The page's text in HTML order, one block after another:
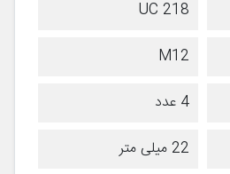
UC 218
M12
4 عدد
22 میلی متر